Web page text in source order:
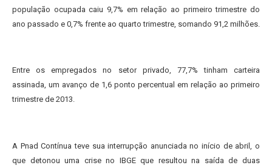
população ocupada caiu 9,7% em relação ao primeiro trimestre do
ano passado e 0,7% frente ao quarto trimestre, somando 91,2 milhões.
Entre os empregados no setor privado, 77,7% tinham carteira
assinada, um avanço de 1,6 ponto percentual em relação ao primeiro
trimestre de 2013.
A Pnad Contínua teve sua interrupção anunciada no início de abril, o
que detonou uma crise no IBGE que resultou na saída de duas